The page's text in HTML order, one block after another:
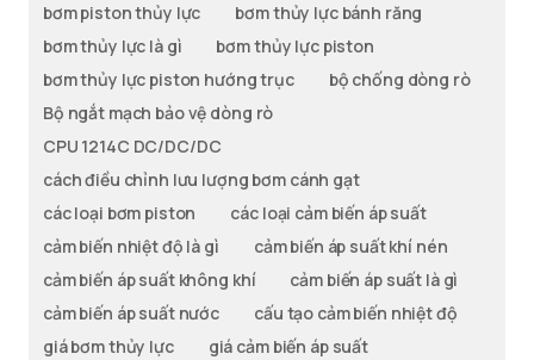
bơm piston thủy lực
bơm thủy lực bánh răng
bơm thủy lực là gì
bơm thủy lực piston
bơm thủy lực piston hướng trục
bộ chống dòng rò
Bộ ngắt mạch bảo vệ dòng rò
CPU 1214C DC/DC/DC
cách điều chỉnh lưu lượng bơm cánh gạt
các loại bơm piston
các loại cảm biến áp suất
cảm biến nhiệt độ là gì
cảm biến áp suất khí nén
cảm biến áp suất không khí
cảm biến áp suất là gì
cảm biến áp suất nước
cấu tạo cảm biến nhiệt độ
giá bơm thủy lực
giá cảm biến áp suất